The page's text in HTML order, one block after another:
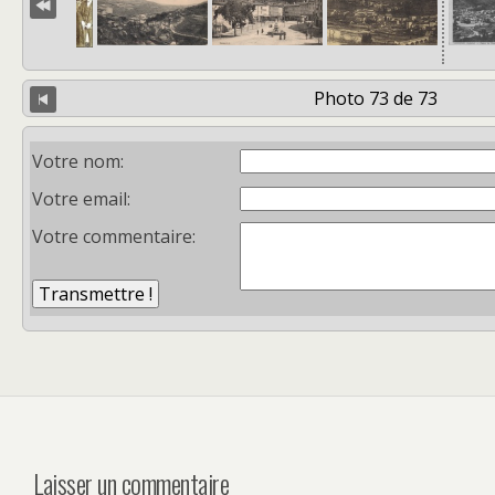
Photo 73 de 73
Votre nom:
Votre email:
Votre commentaire:
Laisser un commentaire